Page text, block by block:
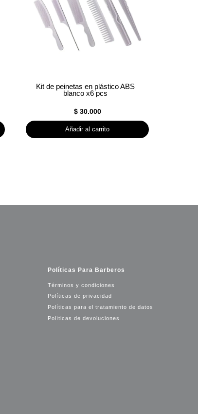
Kit de peinetas en plástico ABS
blanco x6 pcs
$30.000
Añadir al carrito
Políticas Para Barberos
Términos y condiciones
Políticas de privacidad
Políticas para el tratamiento de datos
Políticas de devoluciones